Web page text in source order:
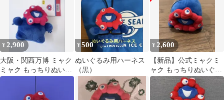
¥ 2,900
大阪・関西万博 ミャク
ミャク もっちりぬいぐ
るみマスコット
¥500
ぬいぐるみ用ハーネス
（黒）
¥ 2,600
【新品】公式ミャクミ
ャク もっちりぬいぐる
み ミニ横 キーチェ
ーン付き